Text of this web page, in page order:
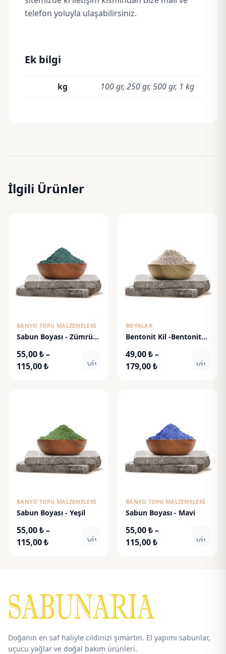
telefon yoluyla ulaşabilirsiniz.
Ek bilgi
kg 100 gr, 250 gr, 500 gr, 1 kg
İlgili Ürünler
BANYO TOPU MALZEMELERI
Sabun Boyası - Zümrüt
55,00₺–
115,00₺Fiyat
visibility
BOYALAR
Bentonit Kil -Bentonite
49,00₺–
179,00₺Fiyat
BANYO TOPU MALZEMELERI
Sabun Boyası - Yeşil
55,00₺–
115,00₺Fiyat
visibility
BANYO TOPU MALZEMELERI
Sabun Boyası - Mavi
55,00₺–
115,00₺Fiyat
Doğanın en saf haliyle cildinizi şımartın. El yapımı sabunlar,
uçucu yağlar ve doğal bakım ürünleri.